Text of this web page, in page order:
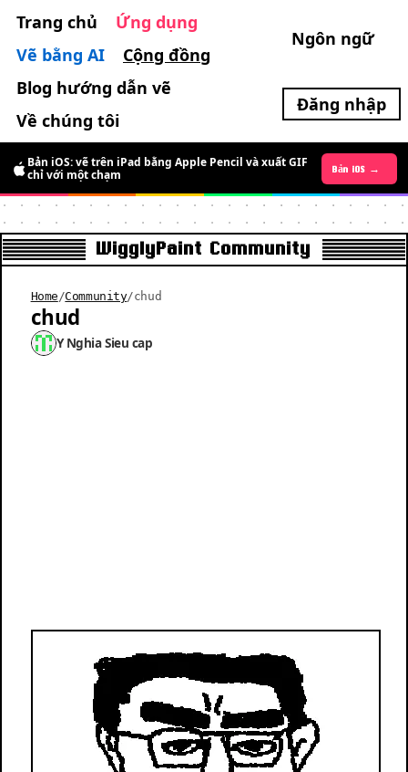
Trang chủ
Ứng dụng
Vẽ bằng AI
Cộng đồng
Blog hướng dẫn vẽ
Về chúng tôi
Ngôn ngữ
Đăng nhập
Bản Android →
Bản iOS: vẽ trên iPad bằng Apple Pencil và xuất GIF
chỉ với một chạm
Bản iOS →
WigglyPaint Community
Home /Community/chud
chud
Y Nghia Sieu cap